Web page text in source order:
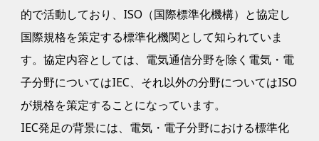
的で活動しており、ISO（国際標準化機構）と協定し
国際規格を策定する標準化機関として知られていま
す。協定内容としては、電気通信分野を除く電気・電
子分野についてはIEC、それ以外の分野についてはISO
が規格を策定することになっています。
IEC発足の背景には、電気・電子分野における標準化